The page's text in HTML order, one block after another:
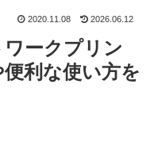
2020.11.08 2026.06.12
ワークプリン
利な使い方を